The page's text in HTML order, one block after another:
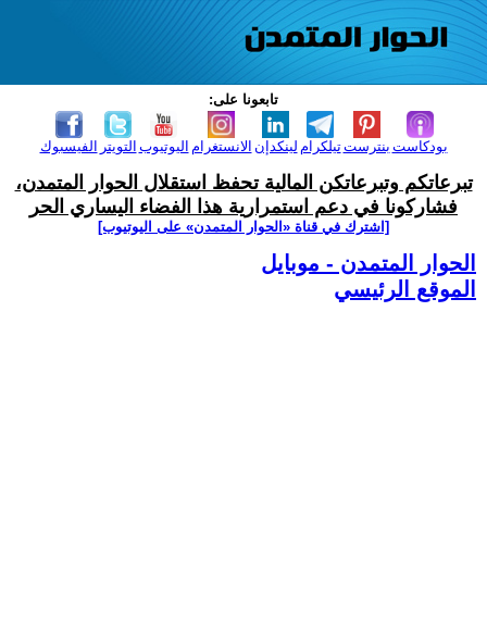
تابعونا على:
الفيسبوك التويتر اليوتيوب الانستغرام لينكدإن تيلكرامبنترست بودكاست
تبرعاتكم وتبرعاتكن المالية تحفظ استقلال الحوار المتمدن،
فشاركونا في دعم استمرارية هذا الفضاء اليساري الحر
[اشترك في قناة ‫«الحوار المتمدن» على اليوتيوب]
الحوار المتمدن - موبايل
الموقع الرئيسي